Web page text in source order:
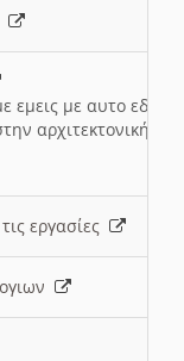
εμεις με αυτο εδω
αρχιτεκτονική
εργασίες